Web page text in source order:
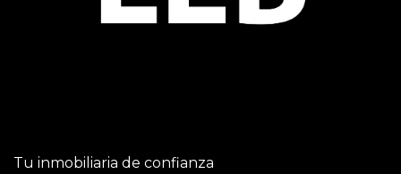
Tu inmobiliaria de confianza